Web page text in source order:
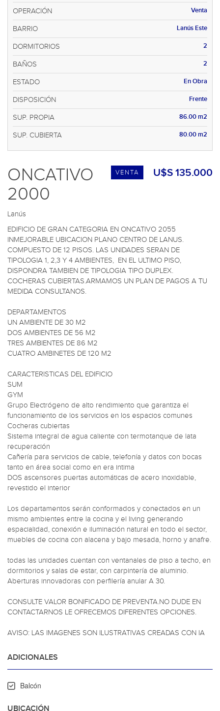
OPERACIÓN Venta
BARRIO Lanús Este
DORMITORIOS 2
BAÑOS 2
ESTADO En Obra
DISPOSICIÓN Frente
SUP. PROPIA 86.00 m2
SUP. CUBIERTA 80.00 m2
U$S 135.000
VENTA
ONCATIVO
2000
Lanús
EDIFICIO DE GRAN CATEGORIA EN ONCATIVO 2055
INMEJORABLE UBICACION PLANO CENTRO DE LANUS.
COMPUESTO DE 12 PISOS. LAS UNIDADES SERAN DE
TIPOLOGIA 1, 2,3 Y 4 AMBIENTES,  EN EL ULTIMO PISO,
DISPONDRA TAMBIEN DE TIPOLOGIA TIPO DUPLEX.
COCHERAS CUBIERTAS.ARMAMOS UN PLAN DE PAGOS A TU
MEDIDA CONSULTANOS.
DEPARTAMENTOS
UN AMBIENTE DE 30 M2
DOS AMBIENTES DE 56 M2
TRES AMBIENTES DE 86 M2
CUATRO AMBINETES DE 120 M2
CARACTERISTICAS DEL EDIFICIO
SUM
GYM
Grupo Electrógeno de alto rendimiento que garantiza el
funcionamiento de los servicios en los espacios comunes
Cocheras cubiertas
Sistema integral de agua caliente con termotanque de lata
recuperación
Cañería para servicios de cable, telefonía y datos con bocas
tanto en área social como en era intima
DOS ascensores puertas automáticas de acero inoxidable,
revestido el interior
Los departamentos serán conformados y conectados en un
mismo ambientes entre la cocina y el living generando
espacialidad, conexión e iluminación natural en todo el sector,
muebles de cocina con alacena y bajo mesada, horno y anafre.
todas las unidades cuentan con ventanales de piso a techo, en
dormitorios y salas de estar, con carpintería de aluminio.
Aberturas innovadoras con perfilería anular A 30.
CONSULTE VALOR BONIFICADO DE PREVENTA.NO DUDE EN
CONTACTARNOS LE OFRECEMOS DIFERENTES OPCIONES.
AVISO: LAS IMAGENES SON ILUSTRATIVAS CREADAS CON IA
ADICIONALES
Balcón
UBICACIÓN